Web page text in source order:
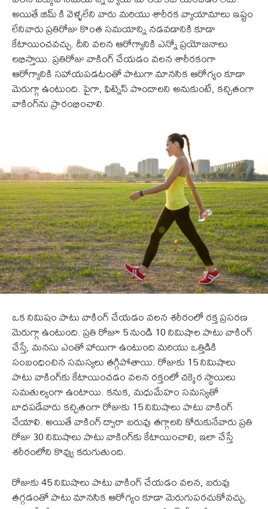
అయితే జిమ్ కి వెళ్ళలేని వారు మరియు శారీరక వ్యాయామాలు ఇష్టం
లేనివారు ప్రతిరోజు కొంత సమయాన్ని నడవడానికి కూడా
కేటాయించవచ్చు. దీని వలన ఆరోగ్యానికి ఎన్నో ప్రయోజనాలు
లభిస్తాయి. ప్రతిరోజు వాకింగ్ చేయడం వలన శారీరకంగా
ఆరోగ్యానికి సహాయపడటంతో పాటుగా మానసిక ఆరోగ్యం కూడా
మెరుగ్గా ఉంటుంది. పైగా, ఫిట్నెస్ పొందాలని అనుకుంటే, కచ్చితంగా
వాకింగ్‌ను ప్రారంభించాలి.
ఒక నిమిషం పాటు వాకింగ్ చేయడం వలన శరీరంలో రక్త ప్రసరణ
మెరుగ్గా ఉంటుంది. ప్రతి రోజూ 5 నుండి 10 నిమిషాల పాటు వాకింగ్
చేస్తే, మనసు ఎంతో హాయిగా ఉంటుంది మరియు ఒత్తిడికి
సంబంధించిన సమస్యలు తగ్గిపోతాయి. రోజుకు 15 నిమిషాలు
పాటు వాకింగ్‌కు కేటాయించడం వలన రక్తంలో చక్కెర స్థాయిలు
సమతుల్యంగా ఉంటాయి. కనుక, మధుమేహం సమస్యతో
బాధపడేవారు కచ్చితంగా రోజుకు 15 నిమిషాలు పాటు వాకింగ్
చేయాలి. అయితే వాకింగ్ ద్వారా బరువు తగ్గాలని కోరుకునేవారు ప్రతి
రోజు 30 నిమిషాలు పాటు వాకింగ్‌కు కేటాయించాలి, ఇలా చేస్తే
శరీరంలోని కొవ్వు కరుగుతుంది.
రోజుకు 45 నిమిషాలు పాటు వాకింగ్ చేయడం వలన, బరువు
తగ్గడంతో పాటు మానసిక ఆరోగ్యం కూడా మెరుగుపరచుకోవచ్చు.